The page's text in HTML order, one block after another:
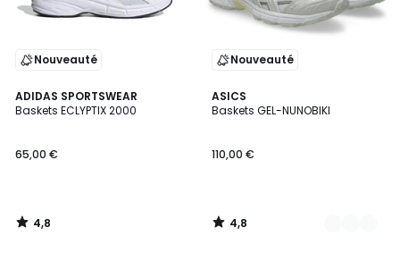
Nouveauté
ADIDAS SPORTSWEAR
Baskets ECLYPTIX 2000
65,00 €
4,8
/ 5
4,8
/
Nouveauté
ASICS
Baskets GEL-NUNOBIKI
110,00 €
4,8
/ 5
3
Couleurs
4,8
/